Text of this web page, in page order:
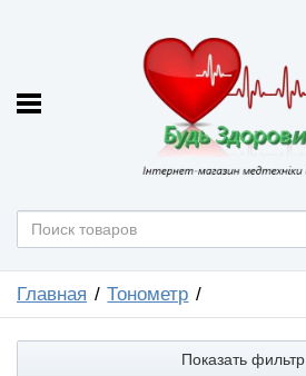
Главная Тонометр
Показать фильтр